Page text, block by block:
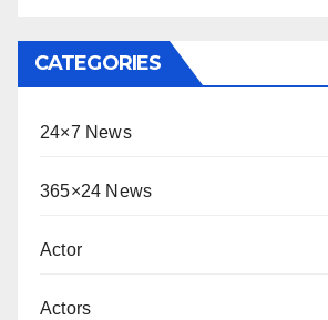
CATEGORIES
24×7 News
365×24 News
Actor
Actors